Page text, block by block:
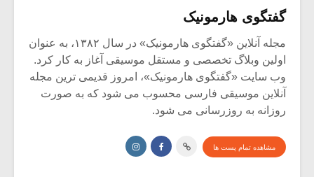
گفتگوی هارمونیک
مجله آنلاین «گفتگوی هارمونیک» در سال ۱۳۸۲، به عنوان
اولین وبلاگ تخصصی و مستقل موسیقی آغاز به کار کرد.
وب سایت «گفتگوی هارمونیک»، امروز قدیمی ترین مجله
آنلاین موسیقی فارسی محسوب می شود که به صورت
روزانه به روزرسانی می شود.
مشاهده تمام پست ها